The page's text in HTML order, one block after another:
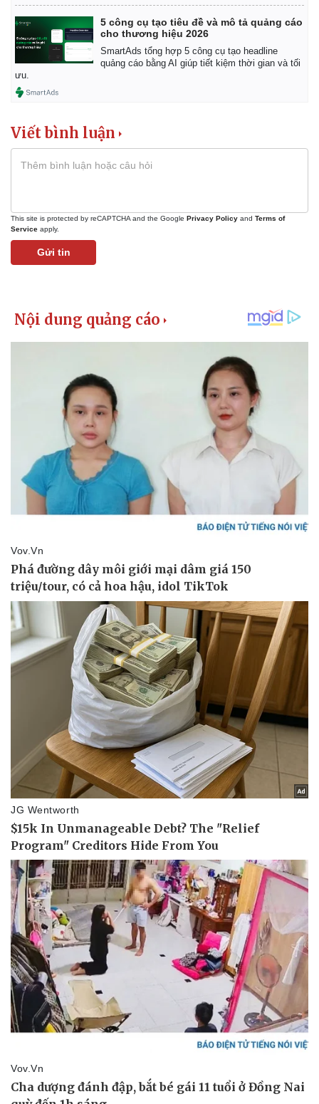
Kinh tế
Bất động sản
Khởi nghiệp
Thị trường
Giá vàng
Tiêu dùng
Tỷ giá
Chứng khoán
Giá cà phê
5 công cụ tạo tiêu đề và mô tả quảng cáo
cho thương hiệu 2026
SmartAds tổng hợp 5 công cụ tạo headline
quảng cáo bằng AI giúp tiết kiệm thời gian và tối
ưu.
Viết bình luận
This site is protected by reCAPTCHA and the Google Privacy Policy and Terms of
Service apply.
Gửi tin